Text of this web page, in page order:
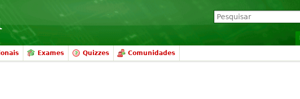
Exames Quizzes Comunidades